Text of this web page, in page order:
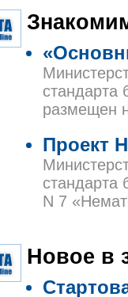
стандарта
размещен
Проект
стандарта
N 7
Новое в